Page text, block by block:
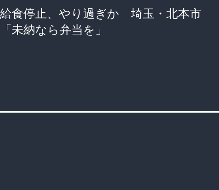
給食停止、やり過ぎか 埼玉・北本市
「未納なら弁当を」